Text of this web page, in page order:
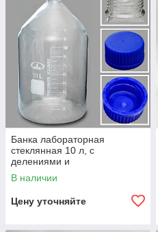
Банка лабораторная
стеклянная 10 л, с
делениями и
навинчивающейся
полипропиленовой крышкой,
В наличии
Цену уточняйте